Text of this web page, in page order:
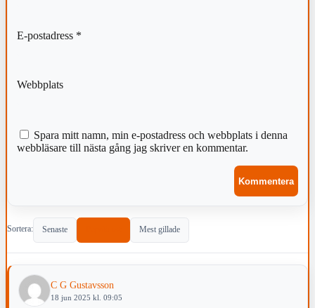
E-postadress *
Webbplats
Spara mitt namn, min e-postadress och webbplats i denna
webbläsare till nästa gång jag skriver en kommentar.
Sortera: Senaste Mest gillade
C G Gustavsson
18 jun 2025 kl. 09:05